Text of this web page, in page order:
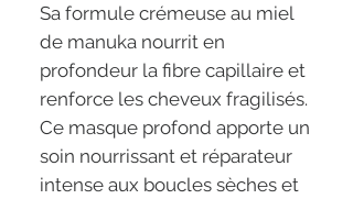
Sa formule crémeuse au miel
de manuka nourrit en
profondeur la fibre capillaire et
renforce les cheveux fragilisés.
Ce masque profond apporte un
soin nourrissant et réparateur
intense aux boucles sèches et